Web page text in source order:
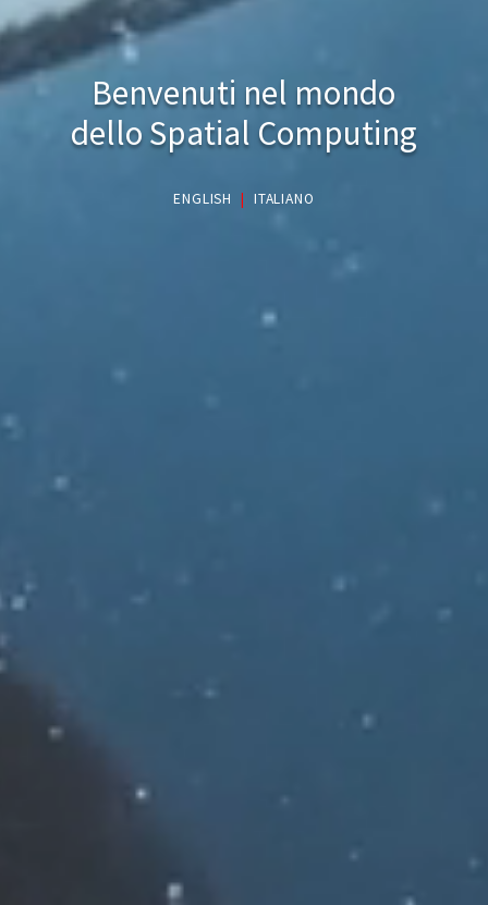
Benvenuti nel mondo
dello Spatial Computing
ENGLISH | ITALIANO